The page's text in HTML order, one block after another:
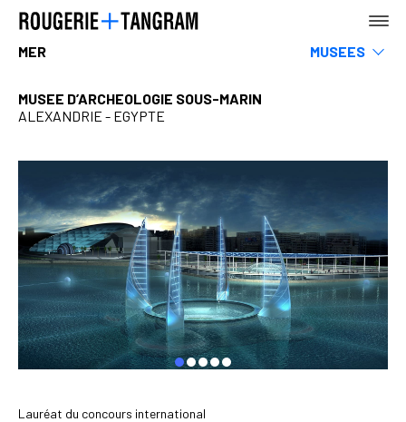
MER MUSEES
Hotels, restaurants & commerces
Enseignement
Urbanisme, Paysage & espace public
TERRE
MER
MUSEE D’ARCHEOLOGIE SOUS-MARIN
ALEXANDRIE - EGYPTE
Lauréat du concours international